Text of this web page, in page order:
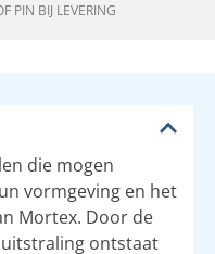
PIN BIJ LEVERING
die mogen
vormgeving en het
Mortex. Door de
ontstaat